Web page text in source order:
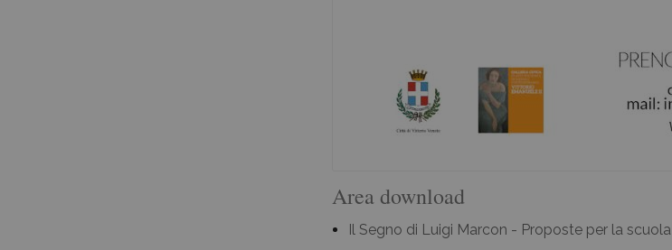
Area download
Il Segno di Luigi Marcon - Proposte per la scuola